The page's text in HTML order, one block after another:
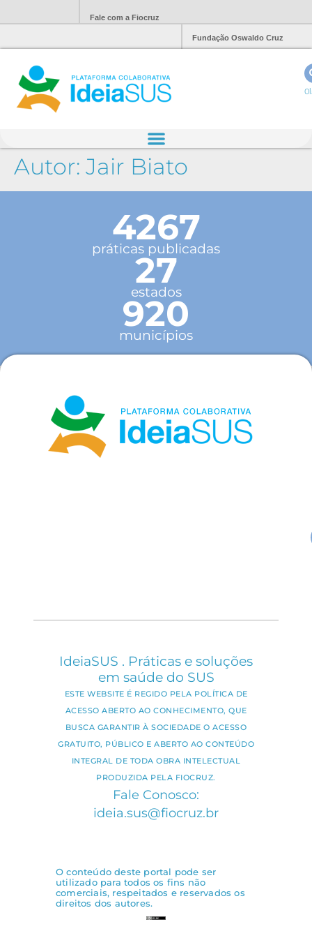
Fale com a Fiocruz
Fundação Oswaldo Cruz
Autor: Jair Biato
4267
práticas publicadas
27
estados
920
municípios
IdeiaSUS . Práticas e soluções
em saúde do SUS
ESTE WEBSITE É REGIDO PELA POLÍTICA DE
ACESSO ABERTO AO CONHECIMENTO, QUE
BUSCA GARANTIR À SOCIEDADE O ACESSO
GRATUITO, PÚBLICO E ABERTO AO CONTEÚDO
INTEGRAL DE TODA OBRA INTELECTUAL
PRODUZIDA PELA FIOCRUZ.
Fale Conosco:
ideia.sus@fiocruz.br
O conteúdo deste portal pode ser
utilizado para todos os fins não
comerciais, respeitados e reservados os
direitos dos autores.